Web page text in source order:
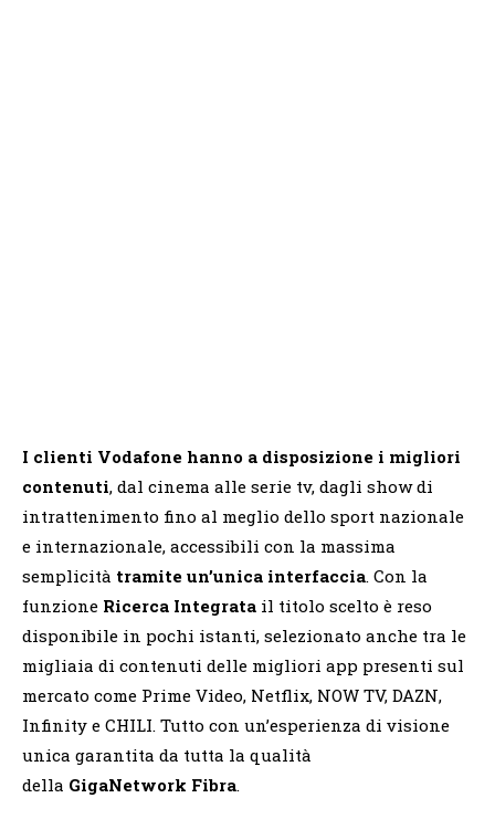
I clienti Vodafone hanno a disposizione i migliori
contenuti, dal cinema alle serie tv, dagli show di
intrattenimento fino al meglio dello sport nazionale
e internazionale, accessibili con la massima
semplicità tramite un’unica interfaccia. Con la
funzione Ricerca Integrata il titolo scelto è reso
disponibile in pochi istanti, selezionato anche tra le
migliaia di contenuti delle migliori app presenti sul
mercato come Prime Video, Netflix, NOW TV, DAZN,
Infinity e CHILI. Tutto con un’esperienza di visione
unica garantita da tutta la qualità
della GigaNetwork Fibra.